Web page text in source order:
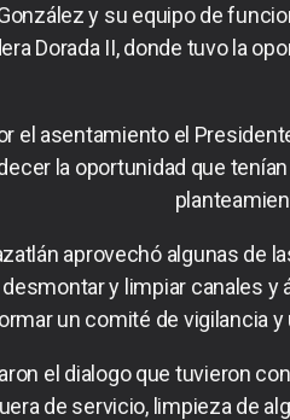
y su equipo de
Dorada II, donde tuvo la
el asentamiento el
la oportunidad que
aprovechó algunas de
y limpiar canales
un comité de vigilancia
el dialogo que tuvieron
de servicio, limpieza de